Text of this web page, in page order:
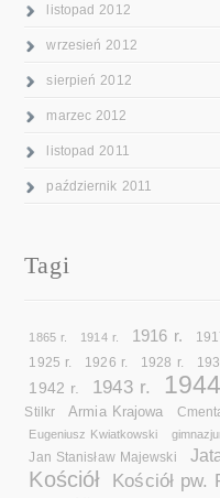
listopad 2012
wrzesień 2012
sierpień 2012
marzec 2012
listopad 2011
październik 2011
Tagi
1865 r. 1914 r. 1916 r.
1925 r. 1926 r. 1928 r.
1942 r. 1943 r.
Stilkr
Armia Krajowa
Eugeniusz Kwiatkowski
Jan Stanisław Majewski
Kościół Kościół pw.